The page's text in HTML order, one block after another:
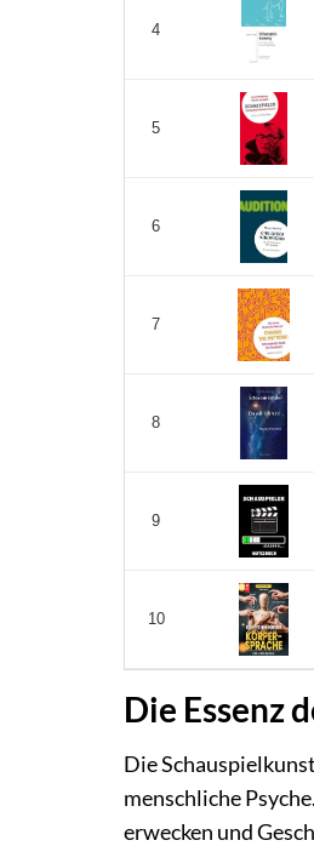
4
5
6
7
8
9
10
Die Essenz
Die
menschliche
erwecken und